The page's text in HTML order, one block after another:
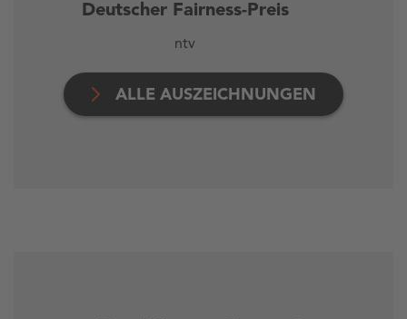
Deutscher Fairness-Preis
ntv
ALLE AUSZEICHNUNGEN